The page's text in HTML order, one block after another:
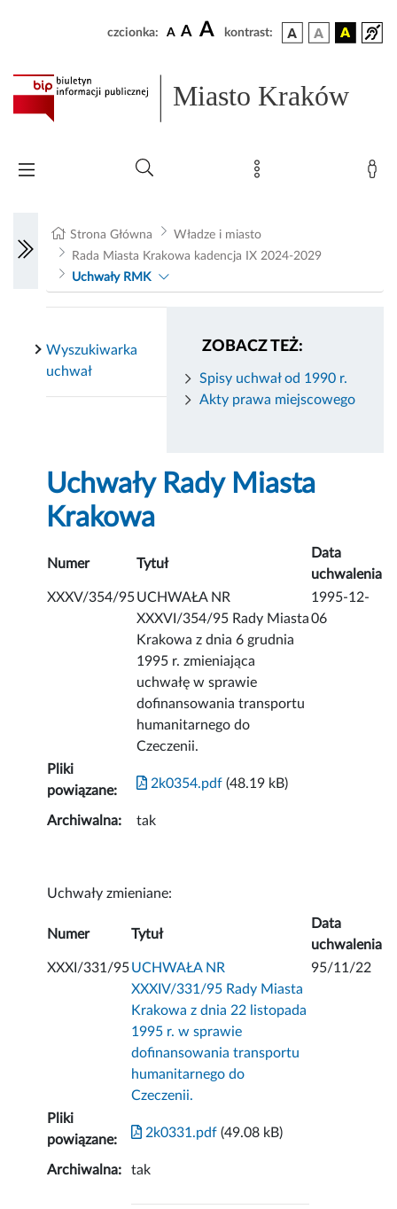
czcionka: A A A kontrast:
Miasto Kraków
Strona Główna
Władze i miasto
Rada Miasta Krakowa kadencja IX 2024-2029
Uchwały RMK
ZOBACZ TEŻ:
Spisy uchwał od 1990 r.
Akty prawa miejscowego
Wyszukiwarka
uchwał
Uchwały Rady Miasta
Krakowa
Numer Tytuł
Data
uchwalenia
XXXV/354/95UCHWAŁA NR
XXXVI/354/95 Rady Miasta
Krakowa z dnia 6 grudnia
1995 r. zmieniająca
uchwałę w sprawie
dofinansowania transportu
humanitarnego do
Czeczenii.
1995-12-
06
Pliki
powiązane:
2k0354.pdf (48.19 kB)
Archiwalna: tak
Uchwały zmieniane:
Numer Tytuł
Data
uchwalenia
XXXI/331/95UCHWAŁA NR
XXXIV/331/95 Rady Miasta
Krakowa z dnia 22 listopada
1995 r. w sprawie
dofinansowania transportu
humanitarnego do
Czeczenii.
95/11/22
Pliki
powiązane:
2k0331.pdf (49.08 kB)
Archiwalna: tak